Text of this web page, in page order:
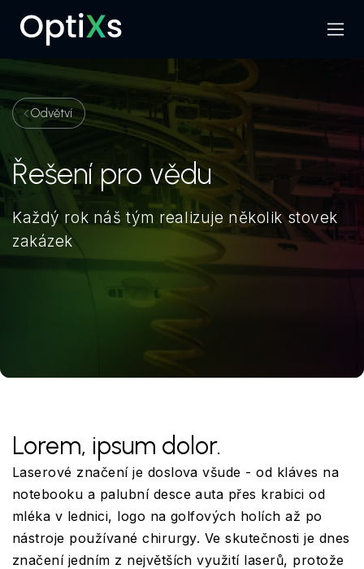
Hledat
Menu
Odvětví
Řešení pro vědu
Každý rok náš tým realizuje několik stovek
zakázek
Lorem, ipsum dolor.
Laserové značení je doslova všude - od kláves na
notebooku a palubní desce auta přes krabici od
mléka v lednici, logo na golfových holích až po
nástroje používané chirurgy. Ve skutečnosti je dnes
značení jedním z největších využití laserů, protože